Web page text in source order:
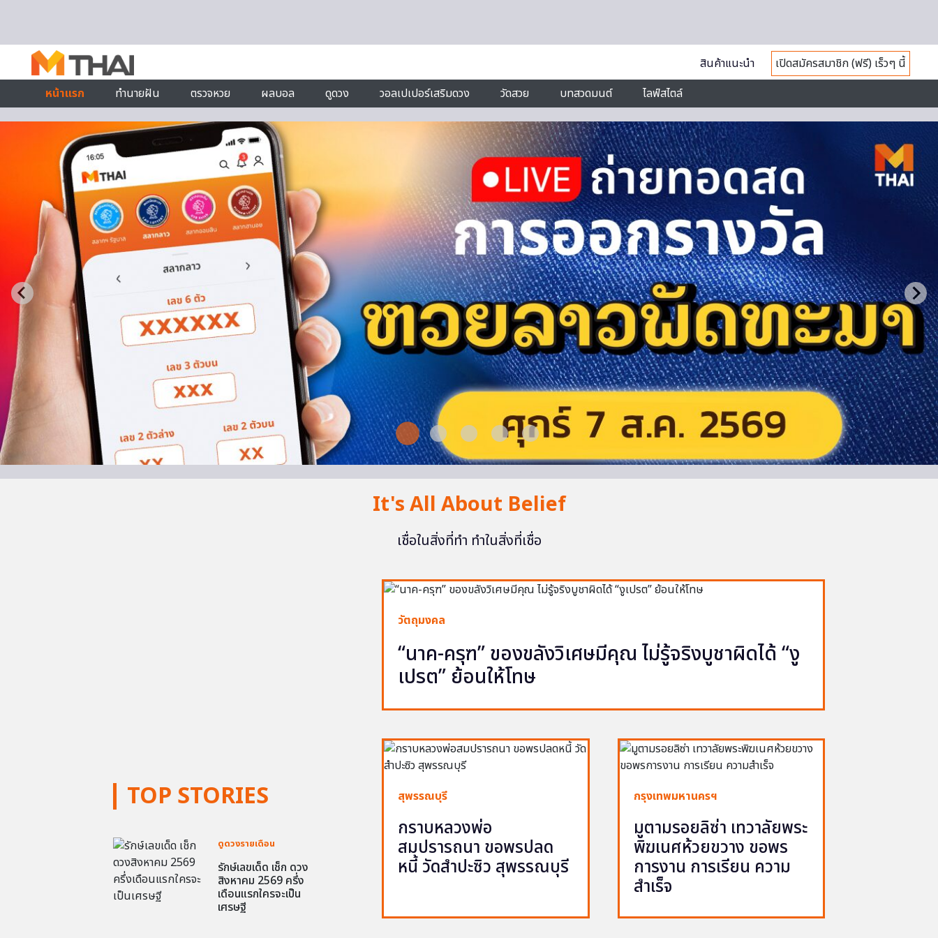
สินค้าแนะนำ
เปิดสมัครสมาชิก (ฟรี) เร็วๆ นี้
หน้าแรก
ทำนายฝัน ตรวจหวย ผลบอล ดูดวง วอลเปเปอร์เสริมดวง วัดสวย บทสวดมนต์ ไลฟ์สไตล์
It's All About Belief
เชื่อในสิ่งที่ทำ ทำในสิ่งที่เชื่อ
TOP STORIES
ดูดวงรายเดือน
รักษ์เลขเด็ด เช็ก ดวง
สิงหาคม 2569 ครึ่ง
เดือนแรกใครจะเป็น
เศรษฐี
วัตถุมงคล
“นาค-ครุฑ” ของขลังวิเศษมีคุณ ไม่รู้จริงบูชาผิดได้ “งู
เปรต” ย้อนให้โทษ
สุพรรณบุรี
กราบหลวงพ่อ
สมปรารถนา ขอพรปลด
หนี้ วัดสำปะซิว สุพรรณบุรี
กรุงเทพมหานครฯ
มูตามรอยลิซ่า เทวาลัยพระ
พิฆเนศห้วยขวาง ขอพร
การงาน การเรียน ความ
สำเร็จ